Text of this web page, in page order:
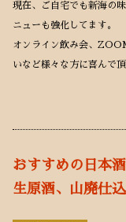
現在、ご自宅でも新海の
ニューも強化してます。
オンライン飲み会、
いなど様々な方に喜んで
おすすめの日本
生原酒、山廃仕込